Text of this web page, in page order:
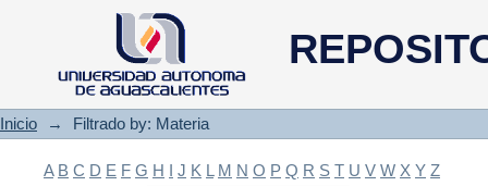
Filtrado by: Materia
Inicio → Filtrado by: Materia
A B C D E F G H I J K L M N O P Q R S T U V W X Y Z